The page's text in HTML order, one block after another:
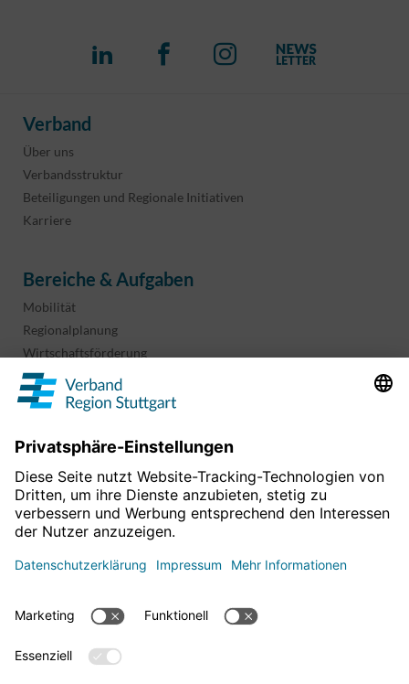
Verband
Über uns
Verbandsstruktur
Beteiligungen und Regionale Initiativen
Karriere
Bereiche & Aufgaben
Mobilität
Regionalplanung
Wirtschaftsförderung
Sport und Kultur
Projekte & Programme
Informationen & Downloads
Geoinformation